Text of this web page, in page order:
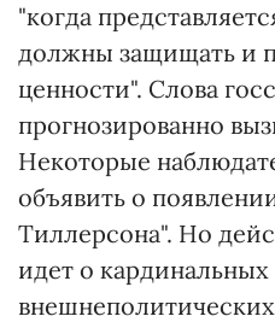
"когда
должны защищать и
ценности". Слова
прогнозированно
Некоторые
объявить о
Тиллерсона". Но
идет о